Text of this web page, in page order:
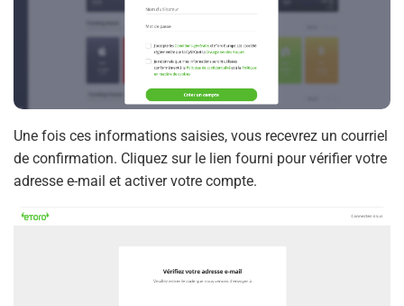
Une fois ces informations saisies, vous recevrez un courriel
de confirmation. Cliquez sur le lien fourni pour vérifier votre
adresse e-mail et activer votre compte.